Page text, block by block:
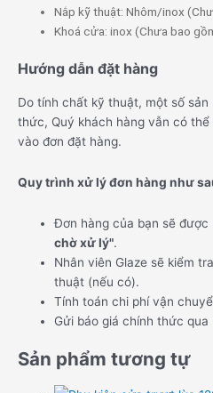
Nắp kỹ thuật: Nhôm/inox
Khoá cửa: inox (Chưa bao
Hướng dẫn đặt hàng
Do tính chất kỹ thuật, một số sản
thức, Quý khách hàng vẫn có
vào đơn đặt hàng.
Quy trình xử lý đơn hàng như
Đơn hàng của bạn sẽ
chờ xử lý".
Nhân viên Glaze sẽ kiểm
thuật (nếu có).
Tính toán chi phí vận
Gửi báo giá chính thức qua
Sản phẩm tương tự